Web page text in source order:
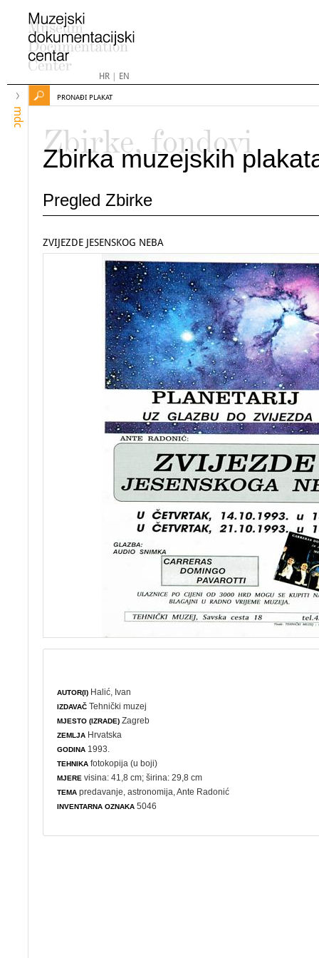
HR| EN
mdc
PRONAĐI PLAKAT
Zbirke, fondovi
Zbirka muzejskih
Pregled Zbirke
ZVIJEZDE JESENSKOG NEBA
AUTOR(I) Halić, Ivan
IZDAVAČ Tehnički muzej
MJESTO (IZRADE) Zagreb
ZEMLJA Hrvatska
GODINA 1993.
TEHNIKA fotokopija (u boji)
MJERE visina: 41,8 cm; širina: 29,8 cm
TEMA predavanje ,astronomija , Ante Radonić
INVENTARNA OZNAKA 5046